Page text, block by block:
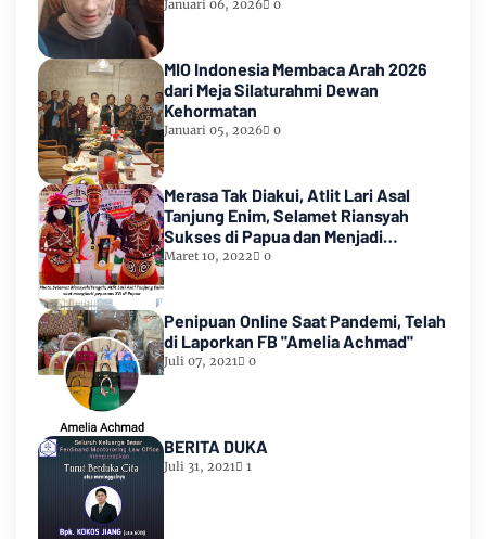
Januari 06, 2026 0
MIO Indonesia Membaca Arah 2026
dari Meja Silaturahmi Dewan
Kehormatan
Januari 05, 2026 0
Merasa Tak Diakui, Atlit Lari Asal
Tanjung Enim, Selamet Riansyah
Sukses di Papua dan Menjadi
Miliarder
Maret 10, 2022 0
Penipuan Online Saat Pandemi, Telah
di Laporkan FB "Amelia Achmad"
Juli 07, 2021 0
BERITA DUKA
Juli 31, 2021 1